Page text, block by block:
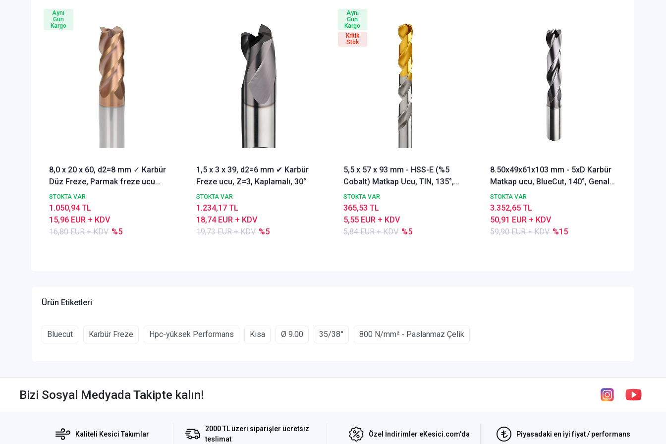
8,0 x 20 x 60, d2=8 mm ✓ Karbür
Düz Freze, Parmak freze ucu
Z=4,TiSiN Kaplamalı
STOKTA VAR
16,80 EUR + KDV %5
15,96 EUR + KDV
1.050,94 TL
Aynı
Gün
Kargo
1,5 x 3 x 39, d2=6 mm ✔ Karbür
Freze ucu, Z=3, Kaplamalı, 30°
STOKTA VAR
19,73 EUR + KDV %5
18,74 EUR + KDV
1.234,17 TL
5,5 x 57 x 93 mm - HSS-E (%5
Cobalt) Matkap Ucu, TIN, 135°,
DIN338 Delik Delme ucu,
Nachreiner
STOKTA VAR
5,84 EUR + KDV %5
5,55 EUR + KDV
365,53 TL
Aynı
Gün
Kargo
Kritik
Stok
8.50x49x61x103 mm - 5xD Karbür
Matkap ucu, BlueCut, 140°, Genal
amaçlı
STOKTA VAR
59,90 EUR + KDV %15
50,91 EUR + KDV
3.352,65 TL
Ürün Etiketleri
Bluecut Karbür Freze Hpc-yüksek Performans Kısa Ø 9.00 35/38° 800 N/mm² - Paslanmaz Çelik
Bizi Sosyal Medyada Takipte kalın!
Kaliteli Kesici Takımlar
2000 TL üzeri siparişler ücretsiz
teslimat
Özel İndirimler eKesici.com'da Piyasadaki en iyi fiyat / performans